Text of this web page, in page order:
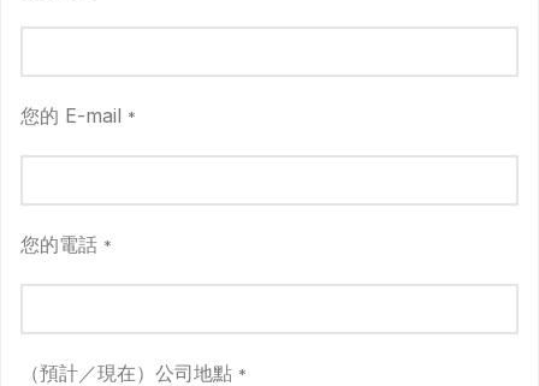
您的 E-mail *
您的電話 *
（預計／現在）公司地點 *